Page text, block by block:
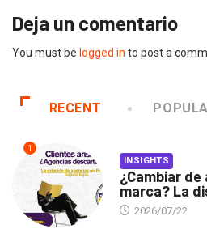
Deja un comentario
You must be logged in to post a
RECENT
1
INSIGHTS
¿Cambiar de
marca? La
2026/07/22